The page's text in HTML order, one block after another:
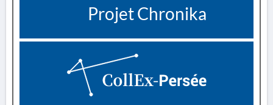
Projet Chronika